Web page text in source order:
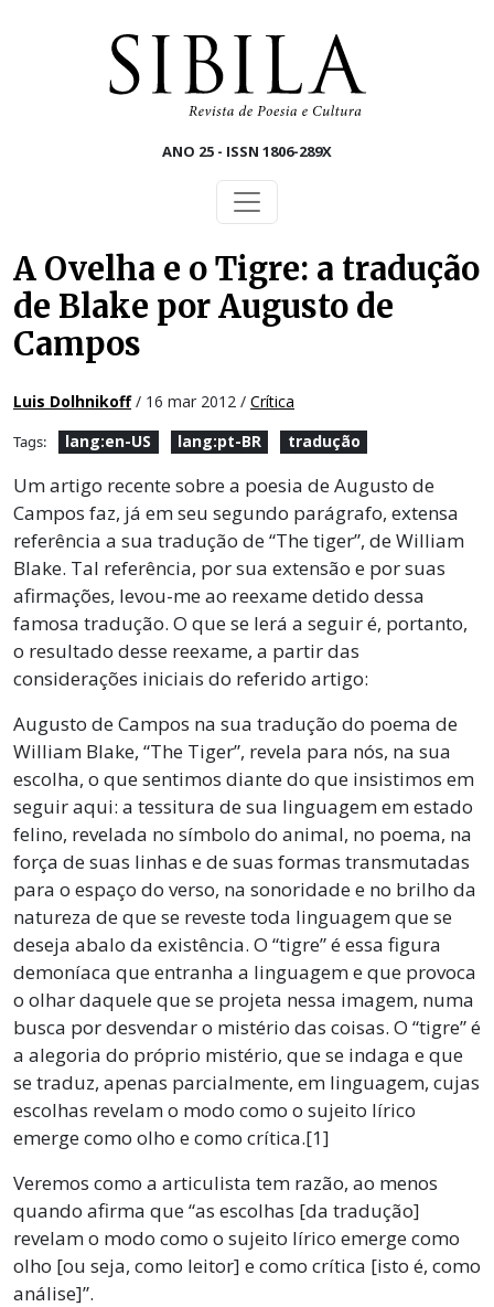
ANO 25 - ISSN 1806-289X
A Ovelha e o Tigre: a tradução
de Blake por Augusto de
Campos
Luis Dolhnikoff/ 16 mar 2012 / Crítica
Tags: lang:en-US lang:pt-BR tradução
Um artigo recente sobre a poesia de Augusto de
Campos faz, já em seu segundo parágrafo, extensa
referência a sua tradução de “The tiger”, de William
Blake. Tal referência, por sua extensão e por suas
afirmações, levou-me ao reexame detido dessa
famosa tradução. O que se lerá a seguir é, portanto,
o resultado desse reexame, a partir das
considerações iniciais do referido artigo:
Augusto de Campos na sua tradução do poema de
William Blake, “The Tiger”, revela para nós, na sua
escolha, o que sentimos diante do que insistimos em
seguir aqui: a tessitura de sua linguagem em estado
felino, revelada no símbolo do animal, no poema, na
força de suas linhas e de suas formas transmutadas
para o espaço do verso, na sonoridade e no brilho da
natureza de que se reveste toda linguagem que se
deseja abalo da existência. O “tigre” é essa figura
demoníaca que entranha a linguagem e que provoca
o olhar daquele que se projeta nessa imagem, numa
busca por desvendar o mistério das coisas. O “tigre” é
a alegoria do próprio mistério, que se indaga e que
se traduz, apenas parcialmente, em linguagem, cujas
escolhas revelam o modo como o sujeito lírico
emerge como olho e como crítica.[1]
Veremos como a articulista tem razão, ao menos
quando afirma que “as escolhas [da tradução]
revelam o modo como o sujeito lírico emerge como
olho [ou seja, como leitor] e como crítica [isto é, como
análise]”.